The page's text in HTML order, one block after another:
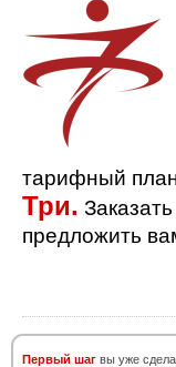
тарифный план
Три.
предложить
Первый шаг вы уже